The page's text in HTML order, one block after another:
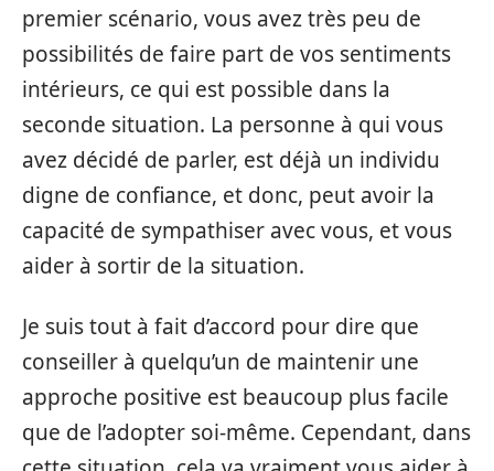
premier scénario, vous avez très peu de
possibilités de faire part de vos sentiments
intérieurs, ce qui est possible dans la
seconde situation. La personne à qui vous
avez décidé de parler, est déjà un individu
digne de confiance, et donc, peut avoir la
capacité de sympathiser avec vous, et vous
aider à sortir de la situation.
Je suis tout à fait d’accord pour dire que
conseiller à quelqu’un de maintenir une
approche positive est beaucoup plus facile
que de l’adopter soi-même. Cependant, dans